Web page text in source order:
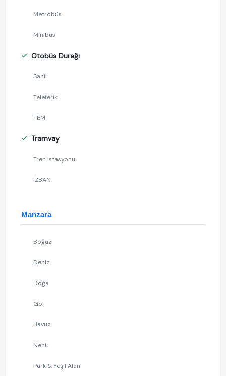
Metrobüs
Minibüs
Otobüs Durağı
Sahil
Teleferik
TEM
Tramvay
Tren İstasyonu
İZBAN
Manzara
Boğaz
Deniz
Doğa
Göl
Havuz
Nehir
Park & Yeşil Alan